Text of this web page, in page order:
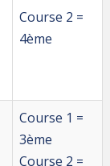
Course 2 =
4ème
Course 1 =
3ème
Course 2 =